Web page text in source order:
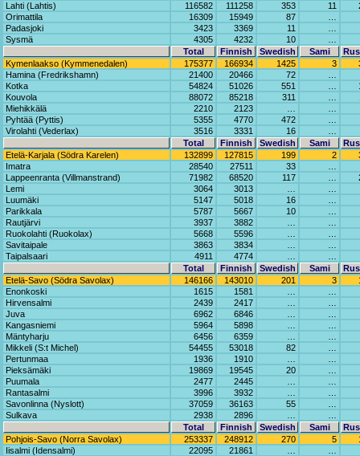
Lahti (Lahtis)
116582 111258 353 11
Orimattila
16309 15949 87
Padasjoki
3423 3369 11
Sysmä
4305 4232 10
Total
Finnish Swedish Sami
Kymenlaakso (Kymmenedalen)
175377 166934 1425 3
Hamina (Fredrikshamn)
21400 20466 72
Kotka
54824 51026 551
Kouvola
88072 85218 311
Miehikkälä
2210 2123
Pyhtää (Pyttis)
5355 4770 472
Virolahti (Vederlax)
3516 3331 16
Total
Finnish Swedish Sami
Etelä-Karjala (Södra Karelen)
132899 127815 199 2
Imatra
28540 27511 33
Lappeenranta (Villmanstrand)
71982 68520 117
Lemi
3064 3013
Luumäki
5147 5018 16
Parikkala
5787 5667 10
Rautjärvi
3937 3882
Ruokolahti (Ruokolax)
5668 5596
Savitaipale
3863 3834
Taipalsaari
4911 4774
Total
Finnish Swedish Sami
Etelä-Savo (Södra Savolax)
146166 143010 201 3
Enonkoski
1615 1581
Hirvensalmi
2439 2417
Juva
6962 6846
Kangasniemi
5964 5898
Mäntyharju
6456 6359
Mikkeli (S:t Michel)
54455 53018 82
Pertunmaa
1936 1910
Pieksämäki
19869 19545 20
Puumala
2477 2445
Rantasalmi
3996 3932
Savonlinna (Nyslott)
37059 36163 55
Sulkava
2938 2896
Total
Finnish Swedish Sami
Pohjois-Savo (Norra Savolax)
253337 248912 270 5
Iisalmi (Idensalmi)
22095 21861